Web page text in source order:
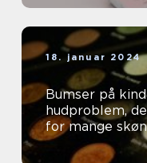
18. januar 2024
Bumser på
hudproblem,
for mange